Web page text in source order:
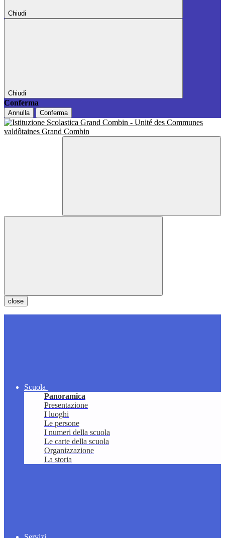
Chiudi
Chiudi
Conferma
Annulla Conferma
close
Scuola
Panoramica
Presentazione
I luoghi
Le persone
I numeri della scuola
Le carte della scuola
Organizzazione
La storia